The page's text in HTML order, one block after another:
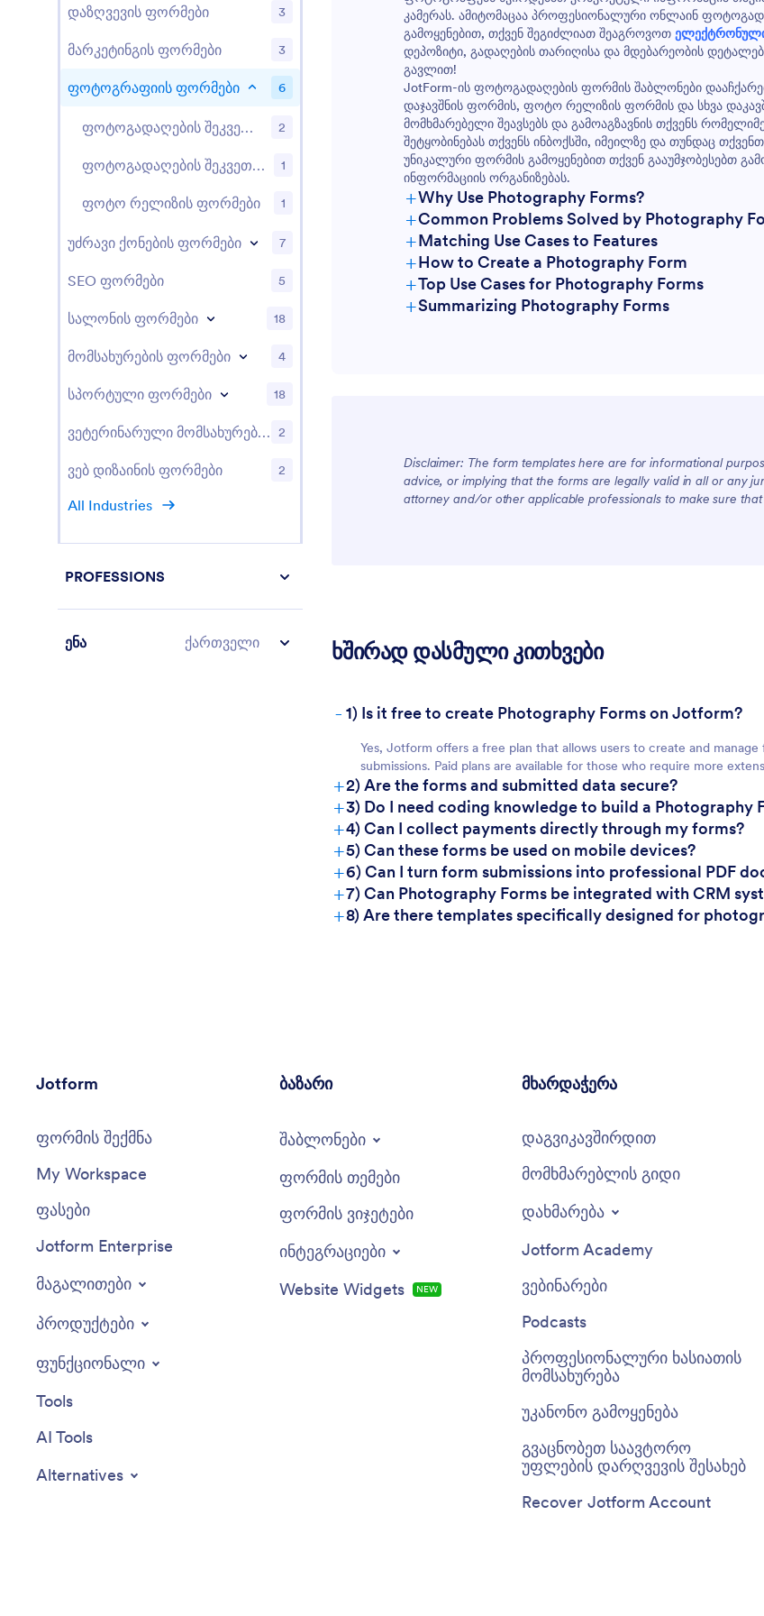
მეთოდები და
ასევე გააჩნია
ხელმოწერის ვიჯეტი
საშუალებას აძლევს
წარმოადგინონ
პირობებზე თანხმობა.
კამერას. ამიტომაცაა პროფესიონალური ონლაინ
გამოყენებით, თქვენ შეგიძლიათ შეაგროვოთ
დეპოზიტი, გადაღების თარიღისა და მდებარეობის
გავლით!
JotForm-ის ფოტოგადაღების ფორმის შაბლონები
დაჯავშნის ფორმის, ფოტო რელიზის ფორმის და სხვა
მომხმარებელი შეავსებს და გამოაგზავნის თქვენს
შეტყობინებას თქვენს ინბოქსში, იმეილზე და თუნდაც
უნიკალური ფორმის გამოყენებით თქვენ გააუმჯობესებთ
ინფორმაციის ორგანიზებას.
+Why Use Photography Forms?
+Common Problems Solved by Photography
+Matching Use Cases to Features
+How to Create a Photography Form
+Top Use Cases for Photography Forms
For Managers
For Customers
+Summarizing Photography Forms
Disclaimer: The form templates here are for informational
advice, or implying that the forms are legally valid in all or any
attorney and/or other applicable professionals to make sure
ხშირად დასმული კითხვები
- 1) Is it free to create Photography Forms on Jotform?
Yes, Jotform offers a free plan that allows users to create and
submissions. Paid plans are available for those who require more
+2) Are the forms and submitted data secure?
+3) Do I need coding knowledge to build a Photography
+4) Can I collect payments directly through my forms?
+5) Can these forms be used on mobile devices?
+6) Can I turn form submissions into professional PDF
+7) Can Photography Forms be integrated with CRM
+8) Are there templates specifically designed for
დაზღვევის ფორმები 3
მარკეტინგის ფორმები 3
ფოტოგრაფიის ფორმები 6
ფოტოგადაღების შეკვეთის ფორმა 2
ფოტოგადაღების შეკვეთის ფორმები 1
ფოტო რელიზის ფორმები 1
უძრავი ქონების ფორმები 7
SEO ფორმები 5
სალონის ფორმები 18
მომსახურების ფორმები 4
სპორტული ფორმები 18
ვეტერინარული მომსახურების ფორმები 2
ვებ დიზაინის ფორმები 2
All Industries
PROFESSIONS
ენა ქართველი
Jotform
ფორმის შექმნა
My Workspace
ფასები
Jotform Enterprise
მაგალითები
პროდუქტები
ფუნქციონალი
Tools
AI Tools
Alternatives
ბაზარი
შაბლონები
ფორმის თემები
ფორმის ვიჯეტები
ინტეგრაციები
Website Widgets
NEW
მხარდაჭერა
დაგვიკავშირდით
მომხმარებლის გიდი
დახმარება
Jotform Academy
ვებინარები
Podcasts
პროფესიონალური ხასიათის
მომსახურება
უკანონო გამოყენება
გვაცნობეთ საავტორო
უფლების დარღვევის შესახებ
Recover Jotform Account